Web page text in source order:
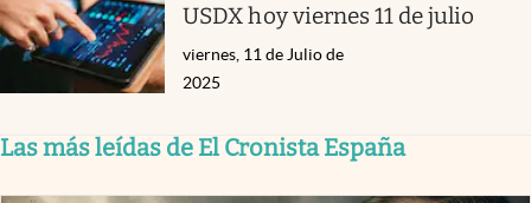
USDX hoy viernes 11 de julio
viernes, 11 de Julio de
2025
Las más leídas de El Cronista España